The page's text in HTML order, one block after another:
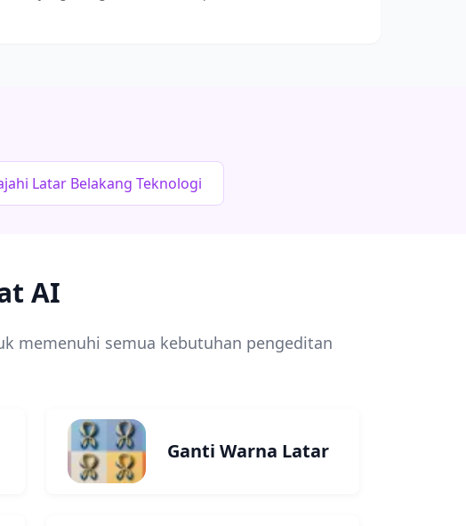
Latar Belakang Teknologi
AI
memenuhi semua kebutuhan pengeditan
Ganti Warna Latar